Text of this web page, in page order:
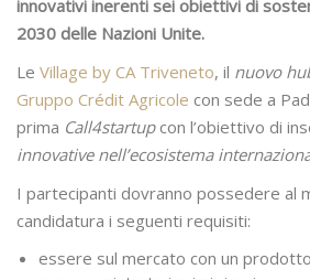
innovativi inerenti sei obiettivi di
2030 delle Nazioni Unite.
Le Village by CA Triveneto, il nuovo
Gruppo Crédit Agricole con sede a
prima Call4startupcon l’obiettivo di
innovative nell’ecosistema
I partecipanti dovranno possedere al
candidatura i seguenti requisiti:
essere sul mercato con un